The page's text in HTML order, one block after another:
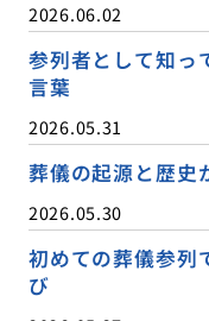
2026.06.02
参列者として知っ
言葉
2026.05.31
葬儀の起源と歴史
2026.05.30
初めての葬儀参列
び